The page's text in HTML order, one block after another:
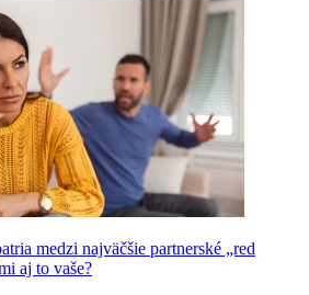
medzi najväčšie partnerské „red
aj to vaše?